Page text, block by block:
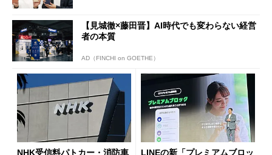
【見城徹×藤田晋】AI時代でも変わらない経営
者の本質
AD（FINCHI on GOETHE）
NHK受信料パトカー・消防車
LINEの新「プレミアムブロッ